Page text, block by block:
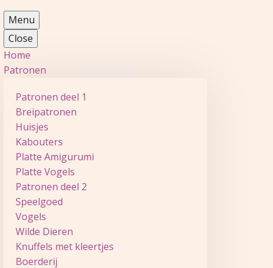
Menu
Close
Home
Patronen
Patronen deel 1
Breipatronen
Huisjes
Kabouters
Platte Amigurumi
Platte Vogels
Patronen deel 2
Speelgoed
Vogels
Wilde Dieren
Knuffels met kleertjes
Boerderij